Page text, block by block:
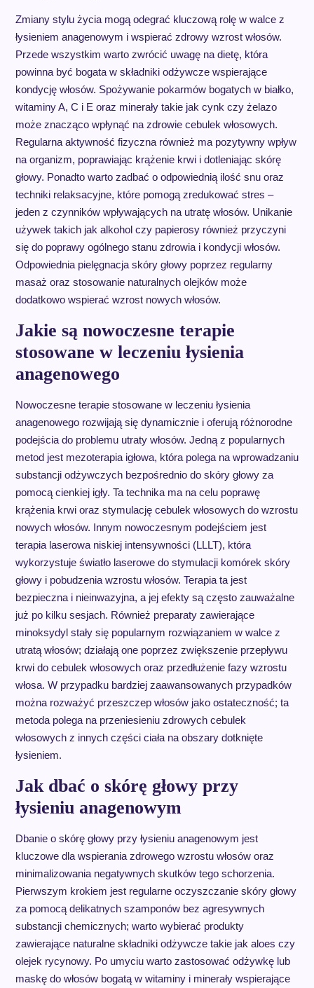
Zmiany stylu życia mogą odegrać kluczową rolę w walce z
łysieniem anagenowym i wspierać zdrowy wzrost włosów.
Przede wszystkim warto zwrócić uwagę na dietę, która
powinna być bogata w składniki odżywcze wspierające
kondycję włosów. Spożywanie pokarmów bogatych w białko,
witaminy A, C i E oraz minerały takie jak cynk czy żelazo
może znacząco wpłynąć na zdrowie cebulek włosowych.
Regularna aktywność fizyczna również ma pozytywny wpływ
na organizm, poprawiając krążenie krwi i dotleniając skórę
głowy. Ponadto warto zadbać o odpowiednią ilość snu oraz
techniki relaksacyjne, które pomogą zredukować stres –
jeden z czynników wpływających na utratę włosów. Unikanie
używek takich jak alkohol czy papierosy również przyczyni
się do poprawy ogólnego stanu zdrowia i kondycji włosów.
Odpowiednia pielęgnacja skóry głowy poprzez regularny
masaż oraz stosowanie naturalnych olejków może
dodatkowo wspierać wzrost nowych włosów.
Jakie są nowoczesne terapie
stosowane w leczeniu łysienia
anagenowego
Nowoczesne terapie stosowane w leczeniu łysienia
anagenowego rozwijają się dynamicznie i oferują różnorodne
podejścia do problemu utraty włosów. Jedną z popularnych
metod jest mezoterapia igłowa, która polega na wprowadzaniu
substancji odżywczych bezpośrednio do skóry głowy za
pomocą cienkiej igły. Ta technika ma na celu poprawę
krążenia krwi oraz stymulację cebulek włosowych do wzrostu
nowych włosów. Innym nowoczesnym podejściem jest
terapia laserowa niskiej intensywności (LLLT), która
wykorzystuje światło laserowe do stymulacji komórek skóry
głowy i pobudzenia wzrostu włosów. Terapia ta jest
bezpieczna i nieinwazyjna, a jej efekty są często zauważalne
już po kilku sesjach. Również preparaty zawierające
minoksydyl stały się popularnym rozwiązaniem w walce z
utratą włosów; działają one poprzez zwiększenie przepływu
krwi do cebulek włosowych oraz przedłużenie fazy wzrostu
włosa. W przypadku bardziej zaawansowanych przypadków
można rozważyć przeszczep włosów jako ostateczność; ta
metoda polega na przeniesieniu zdrowych cebulek
włosowych z innych części ciała na obszary dotknięte
łysieniem.
Jak dbać o skórę głowy przy
łysieniu anagenowym
Dbanie o skórę głowy przy łysieniu anagenowym jest
kluczowe dla wspierania zdrowego wzrostu włosów oraz
minimalizowania negatywnych skutków tego schorzenia.
Pierwszym krokiem jest regularne oczyszczanie skóry głowy
za pomocą delikatnych szamponów bez agresywnych
substancji chemicznych; warto wybierać produkty
zawierające naturalne składniki odżywcze takie jak aloes czy
olejek rycynowy. Po umyciu warto zastosować odżywkę lub
maskę do włosów bogatą w witaminy i minerały wspierające